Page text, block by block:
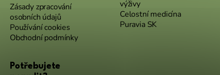
Zásady zpracování
osobních údajů
Používání cookies
Obchodní podmínky
výživy
Celostní medicína
Puravia SK
Potřebujete